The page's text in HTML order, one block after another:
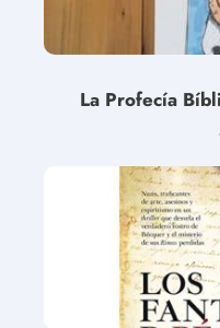
La Profecía